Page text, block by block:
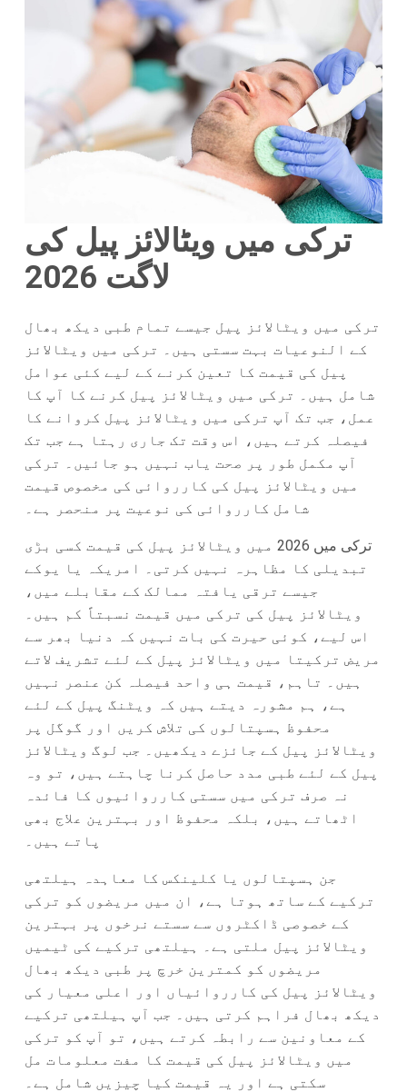
ترکی میں ویٹالائز پیل کی
لاگت 2026
ترکی میں ویٹالائز پیل جیسے تمام طبی دیکھ بھال
کے النوعیات بہت سستی ہیں۔ ترکی میں ویٹالائز
پیل کی قیمت کا تعین کرنے کے لیے کئی عوامل
شامل ہیں۔ ترکی میں ویٹالائز پیل کرنے کا آپ کا
عمل، جب تک آپ ترکی میں ویٹالائز پیل کروانے کا
فیصلہ کرتے ہیں، اس وقت تک جاری رہتا ہے جب تک
آپ مکمل طور پر صحت یاب نہیں ہو جائیں۔ ترکی
میں ویٹالائز پیل کی کارروائی کی مخصوص قیمت
شامل کارروائی کی نوعیت پر منحصر ہے۔
ترکی میں 2026 میں ویٹالائز پیل کی قیمت کسی بڑی
تبدیلی کا مظاہرہ نہیں کرتی۔ امریکہ یا یوکے
جیسے ترقی یافتہ ممالک کے مقابلے میں،
ویٹالائز پیل کی ترکی میں قیمت نسبتاً کم ہیں۔
اس لیے، کوئی حیرت کی بات نہیں کہ دنیا بھر سے
مریض ترکیتا میں ویٹالائز پیل کے لئے تشریف لاتے
ہیں۔ تاہم، قیمت ہی واحد فیصلہ کن عنصر نہیں
ہے، ہم مشورہ دیتے ہیں کہ ویٹنگ پیل کے لئے
محفوظ ہسپتالوں کی تلاش کریں اور گوگل پر
ویٹالائز پیل کے جائزے دیکھیں۔ جب لوگ ویٹالائز
پیل کے لئے طبی مدد حاصل کرنا چاہتے ہیں، تو وہ
نہ صرف ترکی میں سستی کارروائیوں کا فائدہ
اٹھاتے ہیں، بلکہ محفوظ اور بہترین علاج بھی
پاتے ہیں۔
جن ہسپتالوں یا کلینکس کا معاہدہ ہیلتھی
ترکیے کے ساتھ ہوتا ہے، ان میں مریضوں کو ترکی
کے خصوصی ڈاکٹروں سے سستے نرخوں پر بہترین
ویٹالائز پیل ملتی ہے۔ ہیلتھی ترکیے کی ٹیمیں
مریضوں کو کمترین خرچ پر طبی دیکھ بھال
ویٹالائز پیل کی کارروائیاں اور اعلی معیار کی
دیکھ بھال فراہم کرتی ہیں۔ جب آپ ہیلتھی ترکیے
کے معاونین سے رابطہ کرتے ہیں، تو آپ کو ترکی
میں ویٹالائز پیل کی قیمت کا مفت معلومات مل
سکتی ہے اور یہ قیمت کیا چیزیں شامل ہے۔